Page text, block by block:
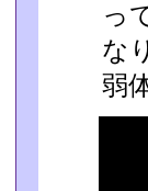
っ
な
弱